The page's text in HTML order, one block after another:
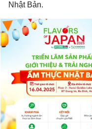
Nhật Bản.